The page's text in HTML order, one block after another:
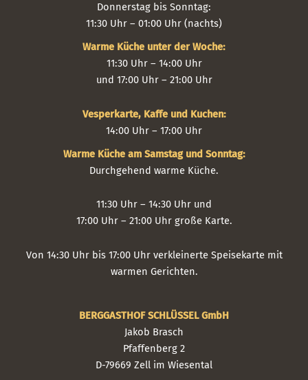
Donnerstag bis Sonntag:
11:30 Uhr – 01:00 Uhr (nachts)
Warme Küche unter der Woche:
11:30 Uhr – 14:00 Uhr
und 17:00 Uhr – 21:00 Uhr
Vesperkarte, Kaffe und Kuchen:
14:00 Uhr – 17:00 Uhr
Warme Küche am Samstag und Sonntag:
Durchgehend warme Küche.
11:30 Uhr – 14:30 Uhr und
17:00 Uhr – 21:00 Uhr große Karte.
Von 14:30 Uhr bis 17:00 Uhr verkleinerte Speisekarte mit
warmen Gerichten.
BERGGASTHOF SCHLÜSSEL GmbH
Jakob Brasch
Pfaffenberg 2
D-79669 Zell im Wiesental